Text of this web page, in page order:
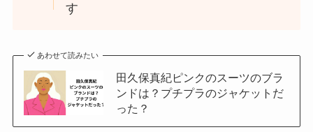
す
あわせて読みたい
田久保真紀ピンクのスーツのブラ
ンドは？プチプラのジャケットだ
った？